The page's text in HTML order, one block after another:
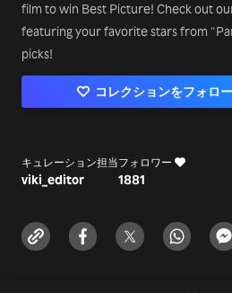
film to win Best Picture! Check out
featuring your favorite stars from
picks!
コレクションをフォロ
キュレーション担当
viki_editor
フォロワー
1881